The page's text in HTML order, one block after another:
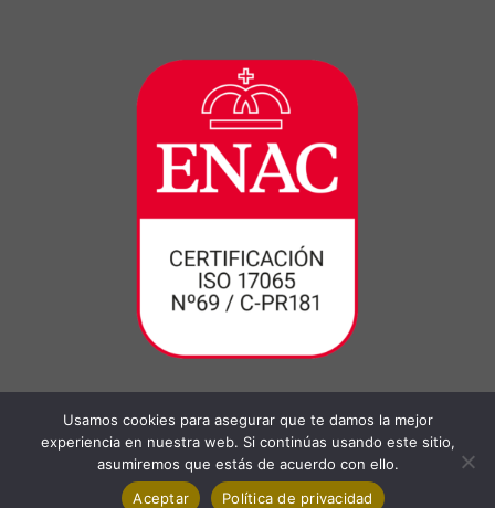
Usamos cookies para asegurar que te damos la mejor
experiencia en nuestra web. Si continúas usando este sitio,
asumiremos que estás de acuerdo con ello.
Aceptar
Política de privacidad